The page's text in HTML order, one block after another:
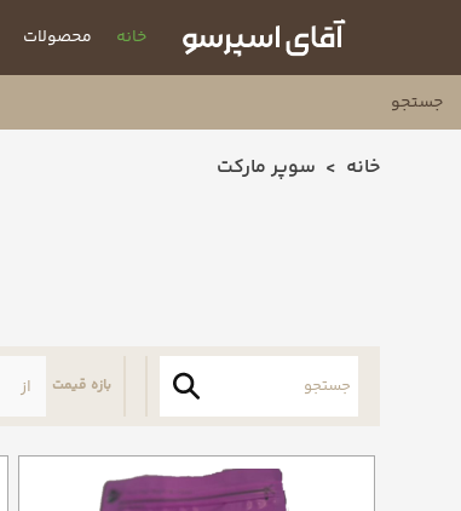
خانه محصولات
خانه سوپر مارکت
بازه قیمت